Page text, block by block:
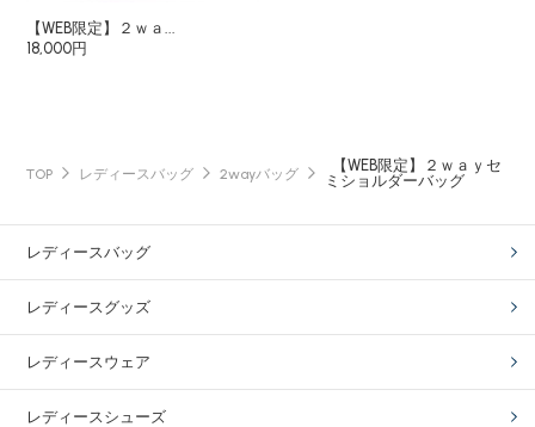
【WEB限定】２ｗａ...
18,000円
TOP レディースバッグ 2wayバッグ
【WEB限定】２ｗａｙセ
ミショルダーバッグ
レディースバッグ
レディースグッズ
レディースウェア
レディースシューズ